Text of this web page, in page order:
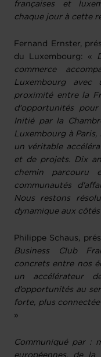
françaises et
chaque jour à cette
Fernand Ernster,
du Luxembourg: «
commerce
Luxembourg
proximité entre la
d'opportunités pour
Initié par la
Luxembourg à
un véritable
et de projets. Dix
chemin
communautés
Nous restons
dynamique aux
Philippe Schaus,
Business Club
concrets entre nos
un accélérateur
d’opportunités au
forte, plus
»
Communiqué par :
européennes, de